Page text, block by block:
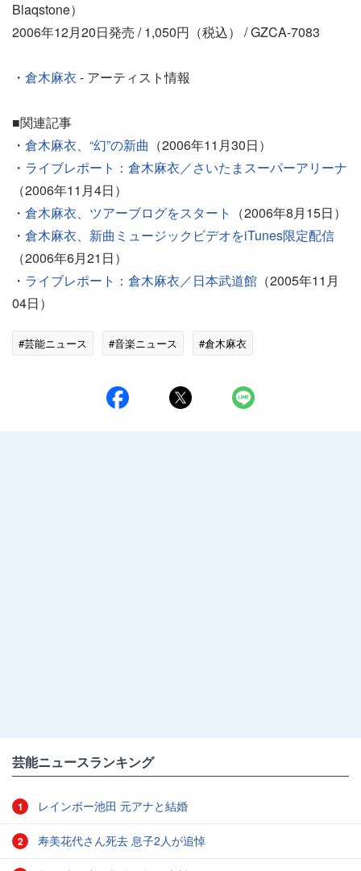
Blaqstone）
2006年12月20日発売 / 1,050円（税込） / GZCA-7083
・ 倉木麻衣 - アーティスト情報
■関連記事
・ 倉木麻衣、“幻”の新曲 （2006年11月30日）
・ ライブレポート：倉木麻衣／さいたまスーパーアリーナ
（2006年11月4日）
・ 倉木麻衣、ツアーブログをスタート
（2006年8月15日）
・ 倉木麻衣、新曲ミュージックビデオをiTunes限定配信
（2006年6月21日）
・ ライブレポート：倉木麻衣／日本武道館 （2005年11月
04日）
#芸能ニュース #音楽ニュース #倉木麻衣
芸能ニュースランキング
1 レインボー池田 元アナと結婚
2 寿美花代さん死去 息子2人が追悼